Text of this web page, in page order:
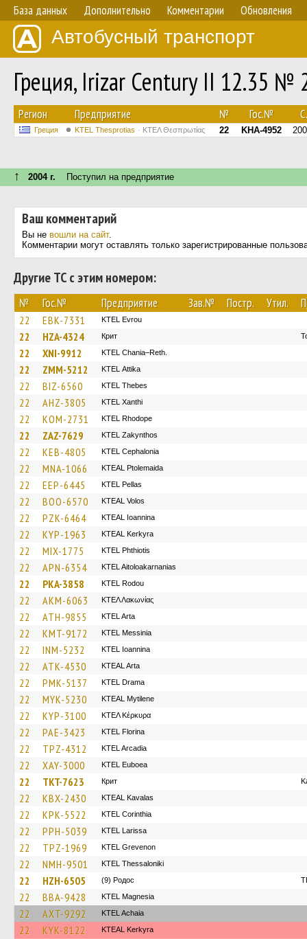
База данных Дополнительно Комментарии Обновления
Автобусный транспорт
Греция, Irizar Century II 12.35 №
Регион Предприятие № Гос.№
Греция KTEL Thesprotias ΚΤΕΛ Θεσπρωτίας 22 KHA-4952
↑ 2004 г. Поступил на предприятие
Ваш комментарий
Вы не вошли на сайт.
Комментарии могут оставлять только зарегистрированные
Другие ТС с этим номером:
№ Гос.№ Предприятие Зав.№ Постр. Утил.
22 EBK-7331 KTEL Evrou
22 HZA-4324 Крит
22 XNI-9912 KTEL Chania–Reth.
22 ZMM-5212 KΤΕL Αttika
22 BIZ-6560 KTEL Thebes
22 AHZ-3805 KTEL Xanthi
22 KOM-2731 KTEL Rhodope
22 ZAZ-7629 KTEL Zakynthos
22 KEB-4805 KTEL Cephalonia
22 MNA-1066 KTEAL Ptolemaida
22 EEP-6445 KTEL Pellas
22 BOO-6570 KTEAL Volos
22 PZK-6464 KTEAL Ioannina
22 KYP-1963 KTEAL Kerkyra
22 MIX-1775 ΚΤΕL Phthiotis
22 APN-6354 KTEL Aitoloakarnanias
22 PKA-3858 ΚΤΕL Rodou
22 AKM-6063 ΚΤΕΛ Λακωνίας
22 ATH-9855 KTEL Arta
22 KMT-9172 KTEL Messinia
22 INM-5232 KTEL Ioannina
22 ATK-4530 KTEAL Arta
22 PMK-5137 KTEL Drama
22 MYK-5230 KTEAL Mytilene
22 KYP-3100 ΚΤΕΛ Κέρκυρα
22 PAE-3423 KTEL Florina
22 TPZ-4312 KTEL Arcadia
22 XAY-3000 ΚΤΕL Euboea
22 TKT-7623 Крит
22 KBX-2430 KTEAL Kavalas
22 KPK-5522 KTEL Corinthia
22 PPH-5039 KTEL Larissa
22 TPZ-1969 ΚΤΕL Grevenon
22 NMH-9501 KTEL Thessaloniki
22 HZH-6505 (9) Родос
22 BBA-9428 ΚΤΕL Magnesia
22 AXT-9292 KTEL Achaia
22 KYK-8122 KTEAL Kerkyra